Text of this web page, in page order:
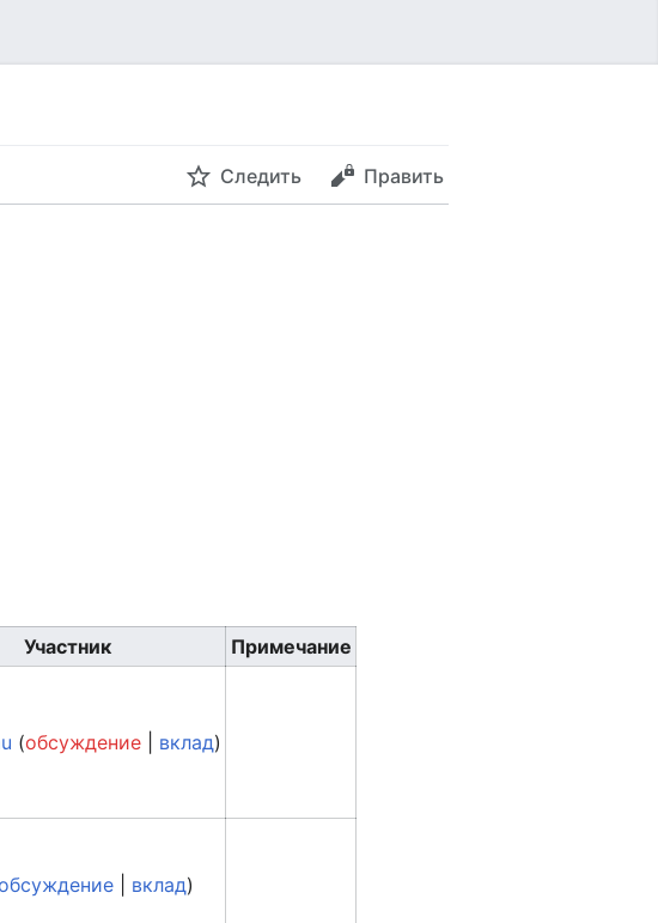
Следить
Править
Участник Примечание
(обсуждение| вклад)
| вклад)